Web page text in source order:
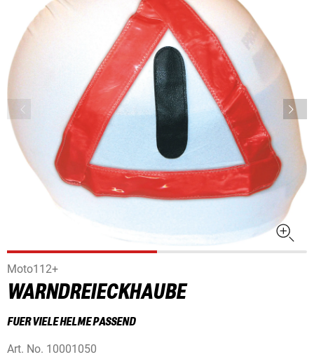
Moto112+
WARNDREIECKHAUBE
FUER VIELE HELME PASSEND
Art. No. 10001050